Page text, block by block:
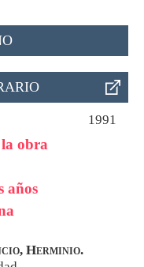
obra
años
1991
Herminio.